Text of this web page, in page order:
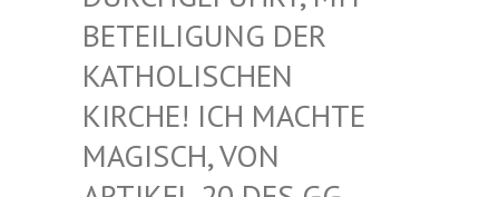
ETEILIGUNG DER K
ATHOLISCHEN K
IRCHE! ICH MACHTE M
AGISCH, VON A